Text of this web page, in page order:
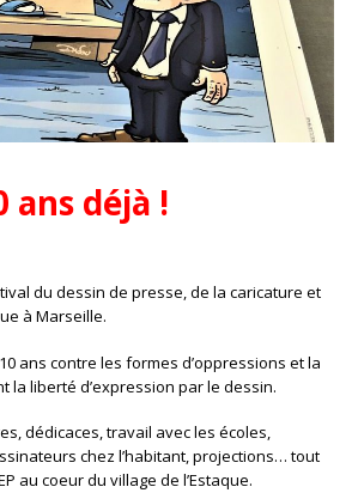
ans déjà !
du dessin de presse, de la caricature et
à Marseille.
ans contre les formes d’oppressions et la
la liberté d’expression par le dessin.
dédicaces, travail avec les écoles,
chez l’habitant, projections… tout
au coeur du village de l’Estaque.